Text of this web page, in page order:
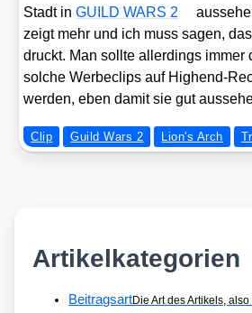
Stadt inGUILD WARS 2
zeigt mehr und ich muss sagen,
druckt. Man soll­te aller­dings immer
sol­che Wer­be­clips auf Hig­hend-
wer­den, eben damit sie gut
Clip Guild Wars 2 Lion's Arch
Artikelkategorien
BeitragsartDie Art des Artikels,